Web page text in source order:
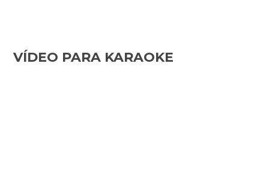
VÍDEO PARA KARAOKE